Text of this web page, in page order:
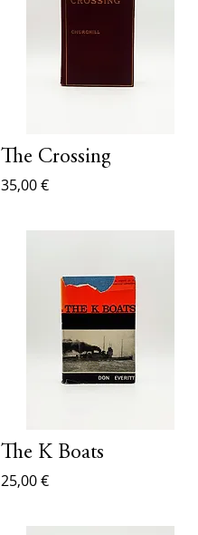
The Crossing
35,00 €
The K Boats
25,00 €